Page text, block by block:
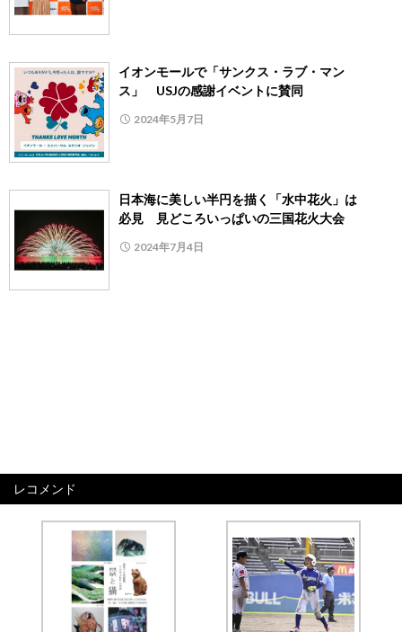
イオンモールで「サンクス・ラブ・マン
ス」 USJの感謝イベントに賛同
2024年5月7日
日本海に美しい半円を描く「水中花火」は
必見 見どころいっぱいの三国花火大会
2024年7月4日
レコメンド